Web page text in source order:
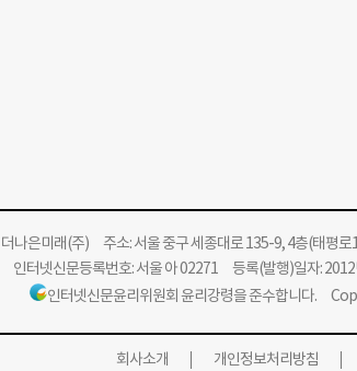
더나은미래(주)주소: 서울 중구 세종대로 135-9, 4층(태평
인터넷신문등록번호: 서울 아 02271 등록(발행)일자:
인터넷신문윤리위원회 윤리강령을 준수합니다.
회사소개 개인정보처리방침